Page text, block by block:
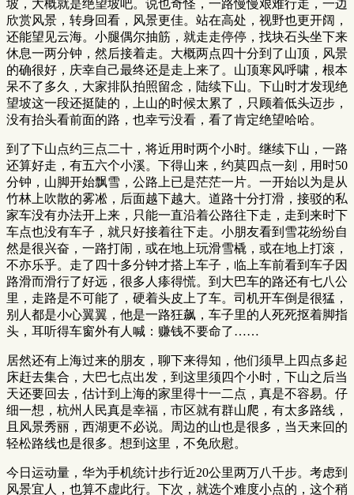
坡，大概就是绝望坡吧。说也奇怪，一路慢慢艰难行走，一边
欣赏风景，转身回看，风景更佳。站在高处，视野也更开阔，
还能望见云海。小腿偶尔抽筋，就走走停停，找块石头坐下来
休息一两分钟，然后接着走。大概两点四十分到了山顶，风景
的确很好，庆幸自己最终还是走上来了。山顶寒风呼啸，根本
呆不了多久，大家排队拍照留念，陆续下山。下山时才发现绝
望坡这一段还挺陡的，上山的时候太累了，只顾着低头迈步，
没有抬头看前面的路，也幸亏没看，看了肯定绝望哈哈。
到了下山点约三点二十，将近用时两个小时。继续下山，一路
还算好走，有五六个小溪。下得山来，约莫四点一刻，用时50
分钟，山脚开始飘雪，公路上已是茫茫一片。一开始以为是从
竹林上吹散的雾凇，后面越下越大。道路十分打滑，接驳的私
家车没有办法开上来，只能一直沿着公路往下走，走到来时下
车点也没有车子，就只好接着往下走。小朋友看到雪花纷纷自
然是很兴奋，一路打闹，或在地上玩滑雪橇，或在地上打滚，
不亦乐乎。走了四十多分钟才搭上车子，临上车前看到车子因
路滑而滑行了好远，很多人瘆得慌。到大巴车的路还有七八公
里，走路是不可能了，硬着头皮上了车。司机开车倒是很猛，
别人都是小心翼翼，他是一路狂飙，车子里的人死死抠着脚指
头，耳听得车窗外有人喊：赚钱不要命了……
居然还有上海过来的朋友，聊下来得知，他们须早上四点多起
床赶去集合，大巴七点出发，到这里须四个小时，下山之后当
天还要回去，估计到上海的家里得十一二点，真是不容易。仔
细一想，杭州人民真是幸福，市区就有群山爬，有太多路线，
且风景秀丽，西湖更不必说。周边的山也是很多，当天来回的
轻松路线也是很多。想到这里，不免欣慰。
今日运动量，华为手机统计步行近20公里两万八千步。考虑到
风景宜人，也算不虚此行。下次，就选个难度小点的，这个稍